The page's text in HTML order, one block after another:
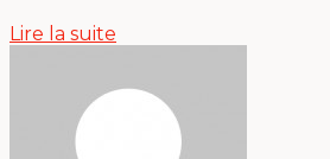
Lire la suite